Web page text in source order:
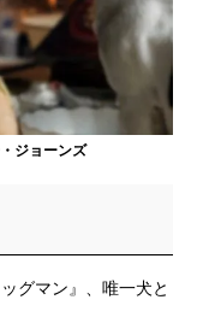
ジョーンズ
グマン』、唯一犬と